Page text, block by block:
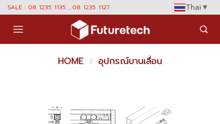
Skip
content
SALE : 08 1235 1135 , 08 1235 1127 Thai▼
HOME / อุปกรณ์บานเลื่อน